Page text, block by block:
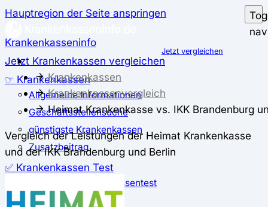
Hauptregion der Seite anspringen
Krankenkasseninfo
Jetzt Krankenkassen vergleichen
☞ Krankenkassen
Allgemeine Informationen
Geschäftsstellensuche
günstigste Krankenkassen
Zusatzbeitrag
✅ Krankenkassen Test
Der große Krankenkassentest
Test für Studierende
Jetzt vergleichen
Krankenkassen
Krankenkassenvergleich
Heimat Krankenkasse vs. IKK Brandenburg
Vergleich der Leistungen der Heimat Krankenkasse
und der IKK Brandenburg und Berlin